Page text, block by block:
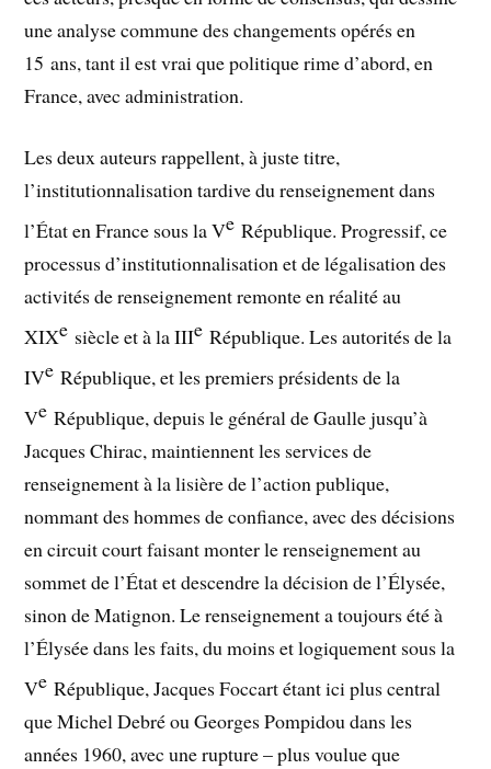
une analyse commune des changements opérés en
15 ans, tant il est vrai que politique rime d’abord, en
France, avec administration.
Les deux auteurs rappellent, à juste titre,
l’institutionnalisation tardive du renseignement dans
l’État en France sous la Ve République. Progressif, ce
processus d’institutionnalisation et de légalisation des
activités de renseignement remonte en réalité au
XIXe siècle et à la IIIe République. Les autorités de la
IVe République, et les premiers présidents de la
Ve République, depuis le général de Gaulle jusqu’à
Jacques Chirac, maintiennent les services de
renseignement à la lisière de l’action publique,
nommant des hommes de confiance, avec des décisions
en circuit court faisant monter le renseignement au
sommet de l’État et descendre la décision de l’Élysée,
sinon de Matignon. Le renseignement a toujours été à
l’Élysée dans les faits, du moins et logiquement sous la
Ve République, Jacques Foccart étant ici plus central
que Michel Debré ou Georges Pompidou dans les
années 1960, avec une rupture – plus voulue que